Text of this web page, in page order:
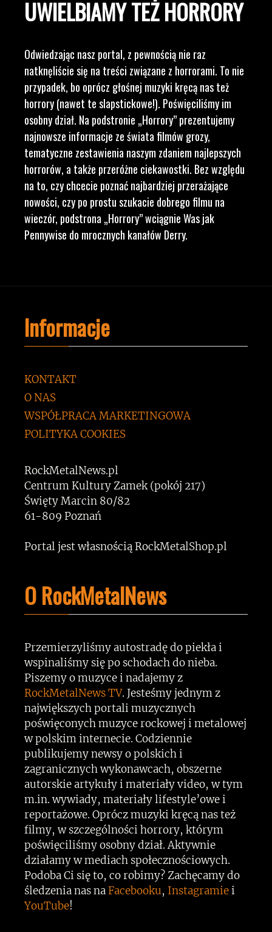
UWIELBIAMY TEŻ HORRORY
Odwiedzając nasz portal, z pewnością nie raz
natknęliście się na treści związane z horrorami. To nie
przypadek, bo oprócz głośnej muzyki kręcą nas też
horrory (nawet te slapstickowe!). Poświęciliśmy im
osobny dział. Na podstronie „Horrory” prezentujemy
najnowsze informacje ze świata filmów grozy,
tematyczne zestawienia naszym zdaniem najlepszych
horrorów, a także przeróżne ciekawostki. Bez względu
na to, czy chcecie poznać najbardziej przerażające
nowości, czy po prostu szukacie dobrego filmu na
wieczór, podstrona „Horrory” wciągnie Was jak
Pennywise do mrocznych kanałów Derry.
Informacje
KONTAKT
O NAS
WSPÓŁPRACA MARKETINGOWA
POLITYKA COOKIES
RockMetalNews.pl
Centrum Kultury Zamek (pokój 217)
Święty Marcin 80/82
61-809 Poznań
Portal jest własnością RockMetalShop.pl
O RockMetalNews
Przemierzyliśmy autostradę do piekła i
wspinaliśmy się po schodach do nieba.
Piszemy o muzyce i nadajemy z
RockMetalNews TV. Jesteśmy jednym z
największych portali muzycznych
poświęconych muzyce rockowej i metalowej
w polskim internecie. Codziennie
publikujemy newsy o polskich i
zagranicznych wykonawcach, obszerne
autorskie artykuły i materiały video, w tym
m.in. wywiady, materiały lifestyle’owe i
reportażowe. Oprócz muzyki kręcą nas też
filmy, w szczególności horrory, którym
poświęciliśmy osobny dział. Aktywnie
działamy w mediach społecznościowych.
Podoba Ci się to, co robimy? Zachęcamy do
śledzenia nas naFacebooku, Instagramiei
YouTube!